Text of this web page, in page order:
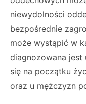
niewydolności
bezpośrednie
może wystąpić w
diagnozowana jest
się na początku
oraz u mężczyzn